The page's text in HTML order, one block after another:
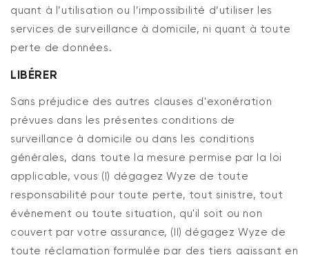
quant à l’utilisation ou l’impossibilité d’utiliser les
services de surveillance à domicile, ni quant à toute
perte de données.
LIBÉRER
Sans préjudice des autres clauses d'exonération
prévues dans les présentes conditions de
surveillance à domicile ou dans les conditions
générales, dans toute la mesure permise par la loi
applicable, vous (I) dégagez Wyze de toute
responsabilité pour toute perte, tout sinistre, tout
événement ou toute situation, qu'il soit ou non
couvert par votre assurance, (II) dégagez Wyze de
toute réclamation formulée par des tiers agissant en